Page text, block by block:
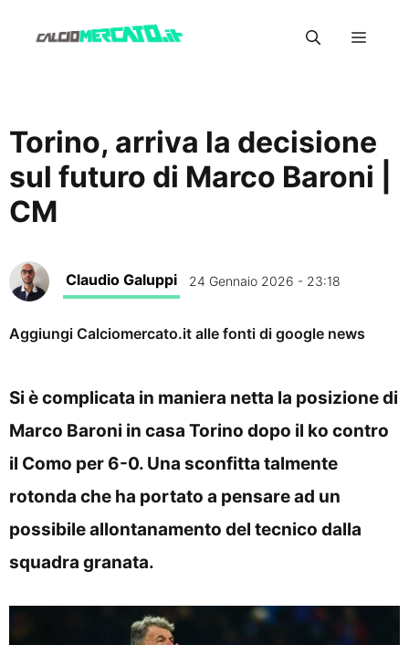
Menu
Torino, arriva la decisione
sul futuro di Marco Baroni |
CM
Claudio Galuppi 24 Gennaio 2026 - 23:18
Aggiungi Calciomercato.it alle fonti di google news
Si è complicata in maniera netta la posizione di
Marco Baroni in casa Torino dopo il ko contro
il Como per 6-0. Una sconfitta talmente
rotonda che ha portato a pensare ad un
possibile allontanamento del tecnico dalla
squadra granata.